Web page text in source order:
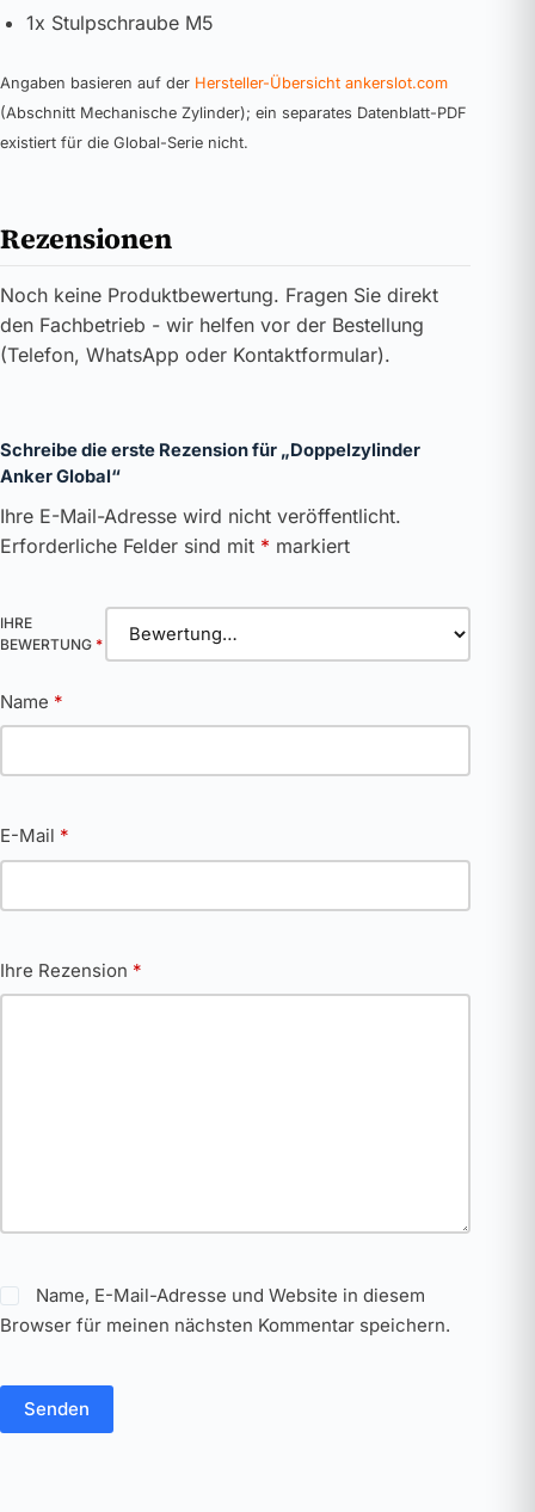
1x Stulpschraube M5
Angaben basieren auf der Hersteller-Übersicht ankerslot.com
(Abschnitt Mechanische Zylinder); ein separates Datenblatt-PDF
existiert für die Global-Serie nicht.
Rezensionen
Noch keine Produktbewertung. Fragen Sie direkt
den Fachbetrieb - wir helfen vor der Bestellung
(Telefon, WhatsApp oder Kontaktformular).
Schreibe die erste Rezension für „Doppelzylinder
Anker Global“
Ihre E-Mail-Adresse wird nicht veröffentlicht.
Erforderliche Felder sind mit * markiert
IHRE
BEWERTUNG *
Name *
E-Mail *
Ihre Rezension *
Name, E-Mail-Adresse und Website in diesem
Browser für meinen nächsten Kommentar speichern.
Senden